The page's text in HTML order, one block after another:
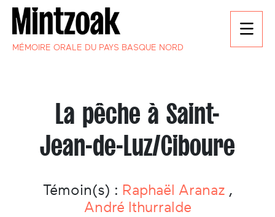
MÉMOIRE ORALE DU PAYS BASQUE NORD
La pêche à Saint-
Jean-de-Luz/Ciboure
Témoin(s) : Raphaël Aranaz ,
André Ithurralde